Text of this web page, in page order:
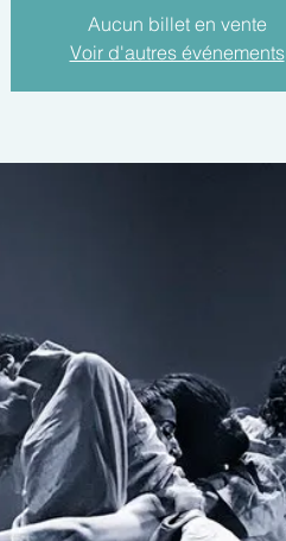
Aucun billet en vente
Voir d'autres événements